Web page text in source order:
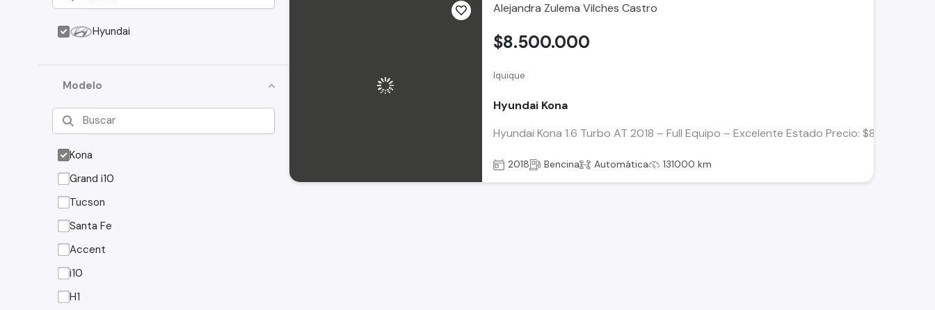
Hyundai
Modelo
Kona
Grand i10
Tucson
Santa Fe
Accent
i10
H1
Alejandra Zulema Vilches Castro
Iquique
Hyundai Kona
Hyundai Kona 1.6 Turbo AT 2018 – Full Equipo – Excelente Estado Precio:
$8.500.000
2018 Bencina Automática 131000 km